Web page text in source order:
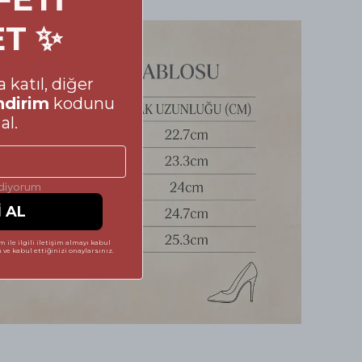
✨
katıl, diğer
kodunu
AL
ile ilgili iletişim almayı kabul
kabul ettiğinizi onaylarsınız.